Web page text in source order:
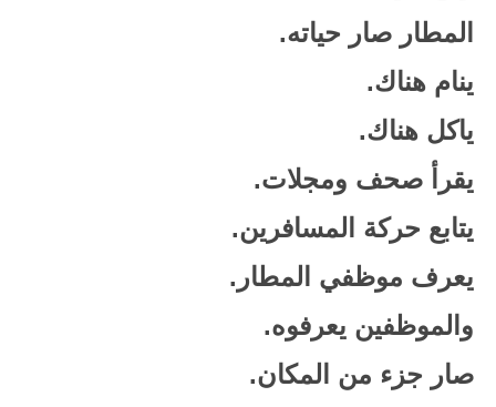
المطار صار حياته.
ينام هناك.
ياكل هناك.
يقرأ صحف ومجلات.
يتابع حركة المسافرين.
يعرف موظفي المطار.
والموظفين يعرفوه.
صار جزء من المكان.